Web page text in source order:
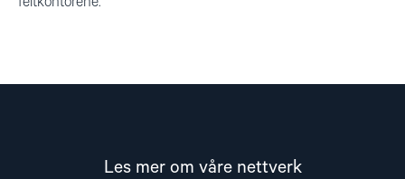
Les mer om våre nettverk